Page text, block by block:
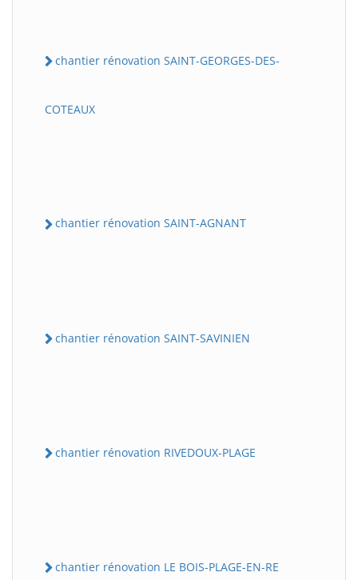
chantier rénovation SAINT-GEORGES-DES-
COTEAUX
chantier rénovation SAINT-AGNANT
chantier rénovation SAINT-SAVINIEN
chantier rénovation RIVEDOUX-PLAGE
chantier rénovation LE BOIS-PLAGE-EN-RE